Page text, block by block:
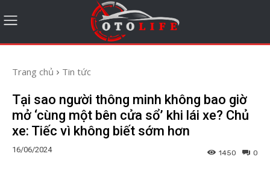
Trang chủ Tin tức
Tại sao người thông minh không bao giờ
mở ‘cùng một bên cửa sổ’ khi lái xe? Chủ
xe: Tiếc vì không biết sớm hơn
16/06/2024 0
1450